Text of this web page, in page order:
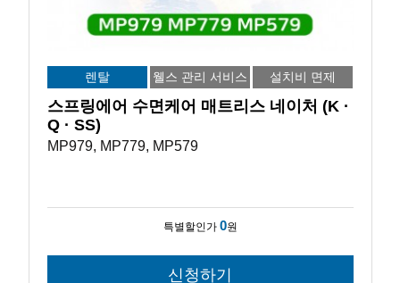
렌탈 웰스 관리 서비스 설치비 면제
스프링에어 수면케어 매트리스 네이처 (K ·
Q · SS)
MP979, MP779, MP579
특별할인가 0원